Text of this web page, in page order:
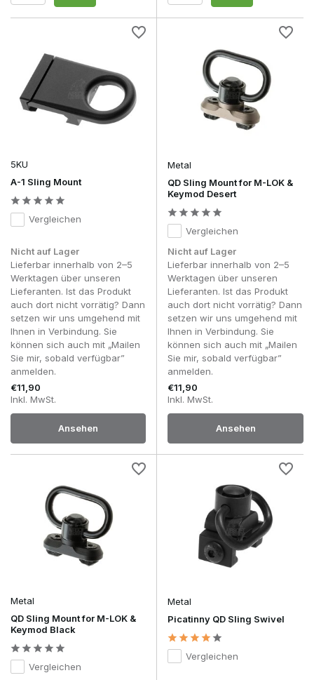
5KU
A-1 Sling Mount
Vergleichen
Nicht auf Lager
Lieferbar innerhalb von 2–5
Werktagen über unseren
Lieferanten. Ist das Produkt
auch dort nicht vorrätig? Dann
setzen wir uns umgehend mit
Ihnen in Verbindung. Sie
können sich auch mit „Mailen
Sie mir, sobald verfügbar”
anmelden.
€11,90
Inkl. MwSt.
Ansehen
Metal
QD Sling Mount for M-LOK &
Keymod Desert
Vergleichen
Nicht auf Lager
Lieferbar innerhalb von 2–5
Werktagen über unseren
Lieferanten. Ist das Produkt
auch dort nicht vorrätig? Dann
setzen wir uns umgehend mit
Ihnen in Verbindung. Sie
können sich auch mit „Mailen
Sie mir, sobald verfügbar”
anmelden.
€11,90
Inkl. MwSt.
Ansehen
Metal
QD Sling Mount for M-LOK &
Keymod Black
Vergleichen
Metal
Picatinny QD Sling Swivel
Vergleichen